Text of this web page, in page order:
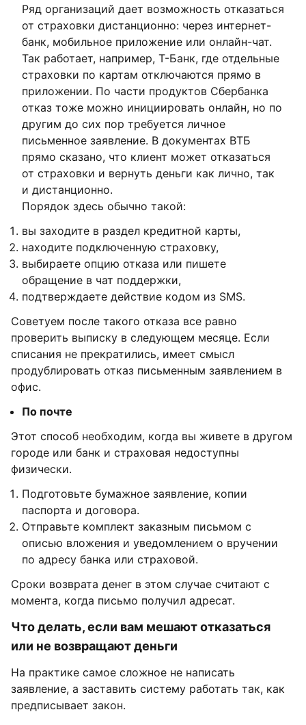
Ряд организаций дает возможность отказаться
от страховки дистанционно: через интернет-
банк, мобильное приложение или онлайн-чат.
Так работает, например, Т-Банк, где отдельные
страховки по картам отключаются прямо в
приложении. По части продуктов Сбербанка
отказ тоже можно инициировать онлайн, но по
другим до сих пор требуется личное
письменное заявление. В документах ВТБ
прямо сказано, что клиент может отказаться
от страховки и вернуть деньги как лично, так
и дистанционно.
Порядок здесь обычно такой:
вы заходите в раздел кредитной карты,
находите подключенную страховку,
выбираете опцию отказа или пишете
обращение в чат поддержки,
подтверждаете действие кодом из SMS.
Советуем после такого отказа все равно
проверить выписку в следующем месяце. Если
списания не прекратились, имеет смысл
продублировать отказ письменным заявлением в
офис.
По почте
Этот способ необходим, когда вы живете в другом
городе или банк и страховая недоступны
физически.
Подготовьте бумажное заявление, копии
паспорта и договора.
Отправьте комплект заказным письмом с
описью вложения и уведомлением о вручении
по адресу банка или страховой.
Сроки возврата денег в этом случае считают с
момента, когда письмо получил адресат.
Что делать, если вам мешают отказаться
или не возвращают деньги
На практике самое сложное не написать
заявление, а заставить систему работать так, как
предписывает закон.